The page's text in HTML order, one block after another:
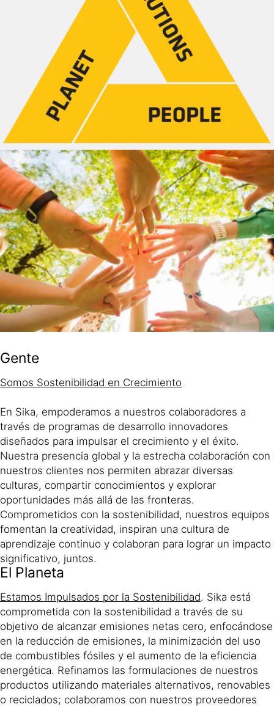
Gente
Somos Sostenibilidad en Crecimiento​
En Sika, empoderamos a nuestros colaboradores a
través de programas de desarrollo innovadores
diseñados para impulsar el crecimiento y el éxito.
Nuestra presencia global y la estrecha colaboración con
nuestros clientes nos permiten abrazar diversas
culturas, compartir conocimientos y explorar
oportunidades más allá de las fronteras.
Comprometidos con la sostenibilidad, nuestros equipos
fomentan la creatividad, inspiran una cultura de
aprendizaje continuo y colaboran para lograr un impacto
significativo, juntos.​
El Planeta
Estamos Impulsados por la Sostenibilidad. Sika está
comprometida con la sostenibilidad a través de su
objetivo de alcanzar emisiones netas cero, enfocándose
en la reducción de emisiones, la minimización del uso
de combustibles fósiles y el aumento de la eficiencia
energética. Refinamos las formulaciones de nuestros
productos utilizando materiales alternativos, renovables
o reciclados; colaboramos con nuestros proveedores